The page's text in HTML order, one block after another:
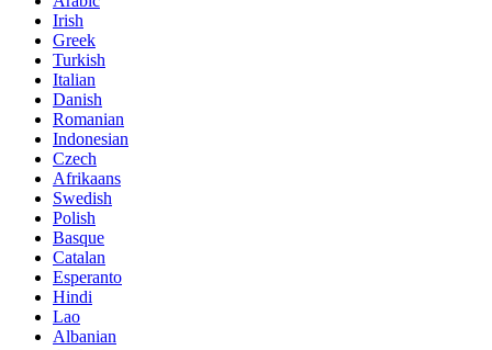
Irish
Greek
Turkish
Italian
Danish
Romanian
Indonesian
Czech
Afrikaans
Swedish
Polish
Basque
Catalan
Esperanto
Hindi
Lao
Albanian